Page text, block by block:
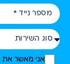
אני מאשר את